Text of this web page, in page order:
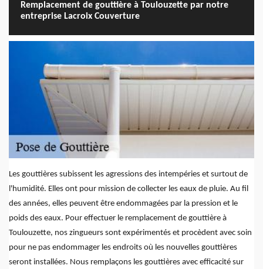
Remplacement de gouttière à Toulouzette par notre
entreprise Lacroix Couverture
Les gouttières subissent les agressions des intempéries et surtout de
l'humidité. Elles ont pour mission de collecter les eaux de pluie. Au fil
des années, elles peuvent être endommagées par la pression et le
poids des eaux. Pour effectuer le remplacement de gouttière à
Toulouzette, nos zingueurs sont expérimentés et procèdent avec soin
pour ne pas endommager les endroits où les nouvelles gouttières
seront installées. Nous remplaçons les gouttières avec efficacité sur